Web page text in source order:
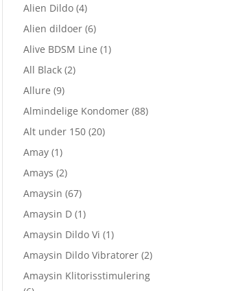
Alien Dildo (4)
Alien dildoer (6)
Alive BDSM Line (1)
All Black (2)
Allure (9)
Almindelige Kondomer (88)
Alt under 150 (20)
Amay (1)
Amays (2)
Amaysin (67)
Amaysin D (1)
Amaysin Dildo Vi (1)
Amaysin Dildo Vibratorer (2)
Amaysin Klitorisstimulering